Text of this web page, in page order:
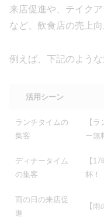
来店促進や、テイク
など、飲食店の売上
例えば、下記のよう
活用シーン
ランチタイムの
集客
【
ー無
ディナータイム
の集客
【
杯！
雨の日の来店促
進
【